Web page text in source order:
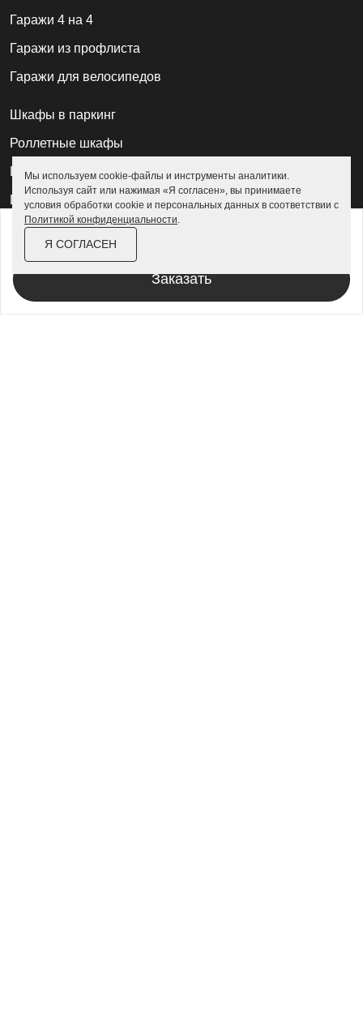
от144 100 ₽
Заказать
Гаражи 4 на 4
Гаражи из профлиста
Гаражи для велосипедов
Шкафы в паркинг
Роллетные шкафы
Шкафы уличные всепогодные
Шкафы садовые
Хозблоки для дачи
Хозблоки металлические
Хозблоки с дровником
Мы используем cookie-файлы и инструменты аналитики.
Используя сайт или нажимая «Я согласен», вы принимаете
условия обработки cookie и персональных данных в соответствии с
Политикой конфиденциальности.
Я СОГЛАСЕН